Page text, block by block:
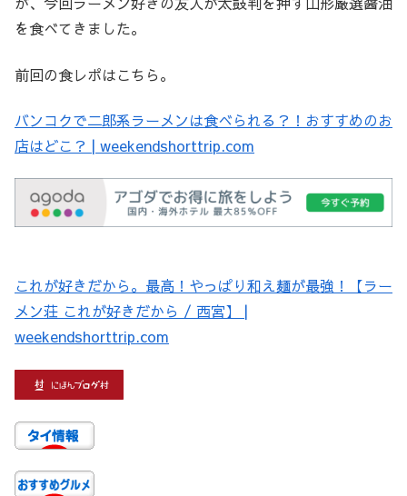
を食べてきました。
前回の食レポはこちら。
バンコクで二郎系ラーメンは食べられる？！おすすめのお
店はどこ？ | weekendshorttrip.com
これが好きだから。最高！やっぱり和え麺が最強！【ラー
メン荘 これが好きだから / 西宮】 |
weekendshorttrip.com